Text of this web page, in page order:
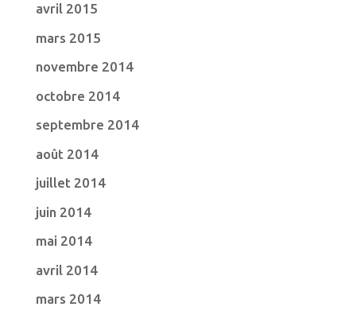
avril 2015
mars 2015
novembre 2014
octobre 2014
septembre 2014
août 2014
juillet 2014
juin 2014
mai 2014
avril 2014
mars 2014